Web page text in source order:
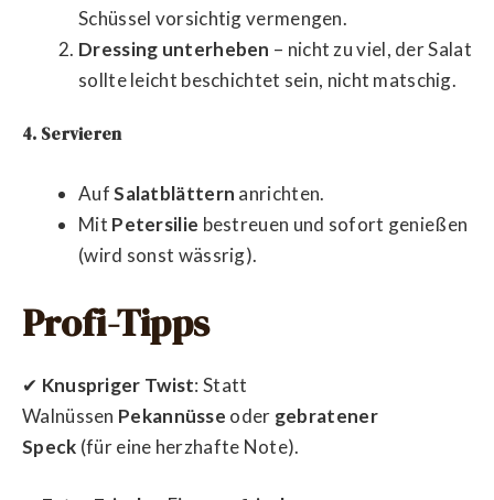
Schüssel vorsichtig vermengen.
Dressing unterheben – nicht zu viel, der Salat
sollte leicht beschichtet sein, nicht matschig.
4. Servieren
AufSalatblättern anrichten.
Mit Petersilie bestreuen und sofort genießen
(wird sonst wässrig).
Profi-Tipps
✔ Knuspriger Twist: Statt
Walnüssen Pekannüsse oder gebratener
Speck (für eine herzhafte Note).